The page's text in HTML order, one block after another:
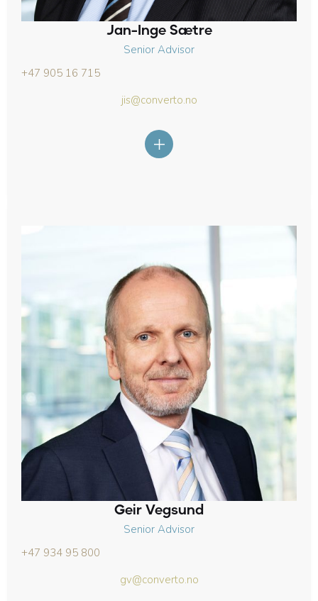
Jan-Inge Sætre
Senior Advisor
+47 905 16 715
jis@converto.no
Geir Vegsund
Senior Advisor
+47 934 95 800
gv@converto.no